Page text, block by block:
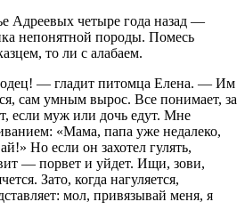
Адреевых четыре года назад —
непонятной породы. Помесь
то ли с алабаем.
— гладит питомца Елена. — Им
сам умным вырос. Все понимает, за
если муж или дочь едут. Мне
«Мама, папа уже недалеко,
Но если он захотел гулять,
— порвет и уйдет. Ищи, зови,
Зато, когда нагуляется,
мол, привязывай меня, я